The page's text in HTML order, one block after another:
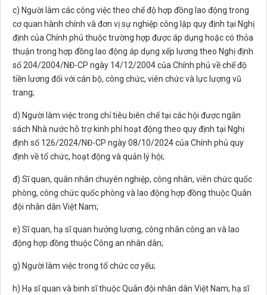
c) Người làm các công việc theo chế độ hợp đồng lao động trong
cơ quan hành chính và đơn vị sự nghiệp công lập quy định tại Nghị
định của Chính phủ thuộc trường hợp được áp dụng hoặc có thỏa
thuận trong hợp đồng lao động áp dụng xếp lương theo Nghị định
số 204/2004/NĐ-CP ngày 14/12/2004 của Chính phủ về chế độ
tiền lương đối với cán bộ, công chức, viên chức và lực lượng vũ
trang;
d) Người làm việc trong chỉ tiêu biên chế tại các hội được ngân
sách Nhà nước hỗ trợ kinh phí hoạt động theo quy định tại Nghị
định số 126/2024/NĐ-CP ngày 08/10/2024 của Chính phủ quy
định về tổ chức, hoạt động và quản lý hội;
đ) Sĩ quan, quân nhân chuyên nghiệp, công nhân, viên chức quốc
phòng, công chức quốc phòng và lao động hợp đồng thuộc Quân
đội nhân dân Việt Nam;
e) Sĩ quan, hạ sĩ quan hưởng lương, công nhân công an và lao
động hợp đồng thuộc Công an nhân dân;
g) Người làm việc trong tổ chức cơ yếu;
h) Hạ sĩ quan và binh sĩ thuộc Quân đội nhân dân Việt Nam; hạ sĩ